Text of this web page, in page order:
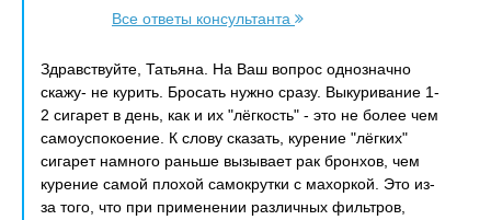
Все ответы консультанта
Здравствуйте, Татьяна. На Ваш вопрос однозначно
скажу- не курить. Бросать нужно сразу. Выкуривание 1-
2 сигарет в день, как и их "лёгкость" - это не более чем
самоуспокоение. К слову сказать, курение "лёгких"
сигарет намного раньше вызывает рак бронхов, чем
курение самой плохой самокрутки с махоркой. Это из-
за того, что при применении различных фильтров,